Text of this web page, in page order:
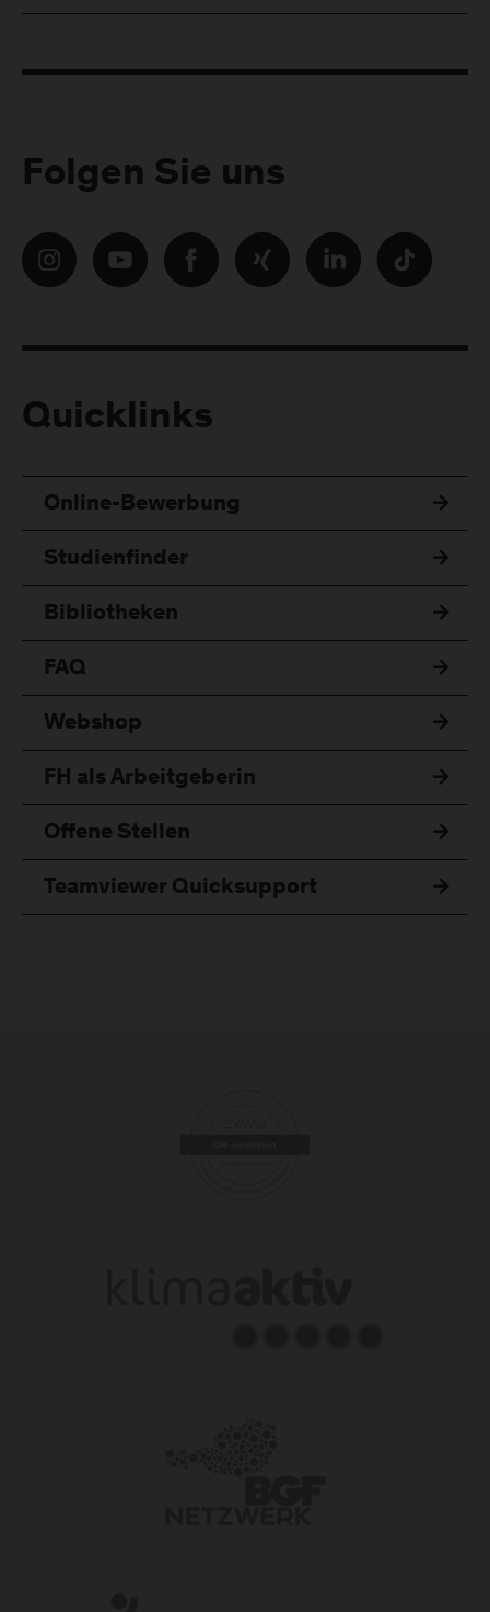
Folgen Sie uns
Quicklinks
Online-Bewerbung
Studienfinder
Bibliotheken
FAQ
Webshop
FH als Arbeitgeberin
Offene Stellen
Teamviewer Quicksupport